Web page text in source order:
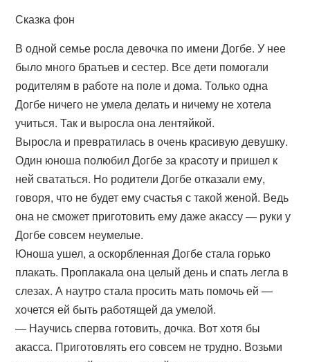
Сказка фон
В одной семье росла девочка по имени Догбе. У нее
было много братьев и сестер. Все дети помогали
родителям в работе на поле и дома. Только одна
Догбе ничего не умела делать и ничему не хотела
учиться. Так и выросла она лентяйкой.
Выросла и превратилась в очень красивую девушку.
Один юноша полюбил Догбе за красоту и пришел к
ней свататься. Но родители Догбе отказали ему,
говоря, что не будет ему счастья с такой женой. Ведь
она не сможет приготовить ему даже акассу — руки у
Догбе совсем неумелые.
Юноша ушел, а оскорбленная Догбе стала горько
плакать. Проплакала она целый день и спать легла в
слезах. А наутро стала просить мать помочь ей —
хочется ей быть работящей да умелой.
— Научись сперва готовить, дочка. Вот хотя бы
акасса. Приготовлять его совсем не трудно. Возьми